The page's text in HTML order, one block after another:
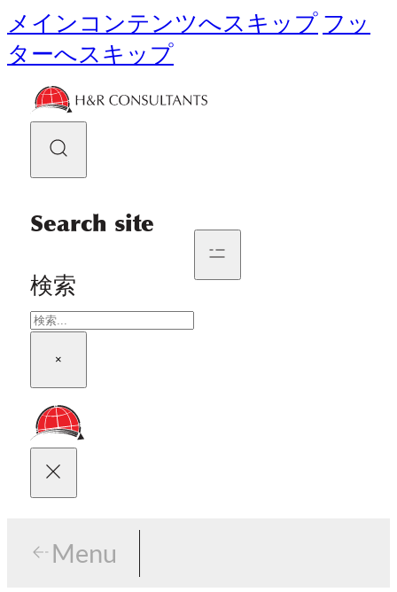
メインコンテンツへスキップ フッ
ターへスキップ
Search site
検索
×
Menu
Menu